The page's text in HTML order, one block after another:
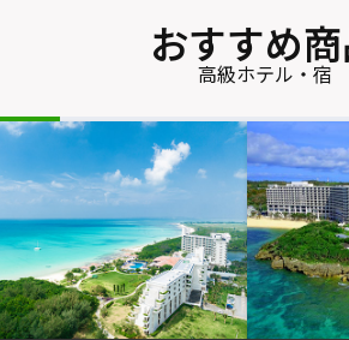
おすすめ
高級ホテル・宿